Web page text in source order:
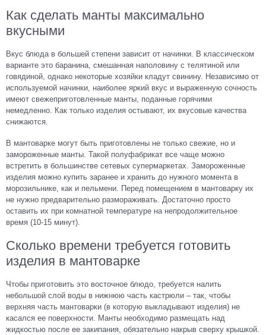
Как сделать манты максимально
вкусными
Вкус блюда в большей степени зависит от начинки. В классическом
варианте это баранина, смешанная наполовину с телятиной или
говядиной, однако некоторые хозяйки кладут свинину. Независимо от
используемой начинки, наиболее яркий вкус и выраженную сочность
имеют свежеприготовленные манты, поданные горячими
немедленно. Как только изделия остывают, их вкусовые качества
снижаются.
В мантоварке могут быть приготовлены не только свежие, но и
замороженные манты. Такой полуфабрикат все чаще можно
встретить в большинстве сетевых супермаркетах. Замороженные
изделия можно купить заранее и хранить до нужного момента в
морозильнике, как и пельмени. Перед помещением в мантоварку их
не нужно предварительно размораживать. Достаточно просто
оставить их при комнатной температуре на непродолжительное
время (10-15 минут).
Сколько времени требуется готовить
изделия в мантоварке
Чтобы приготовить это восточное блюдо, требуется налить
небольшой слой воды в нижнюю часть кастрюли – так, чтобы
верхняя часть мантоварки (в которую выкладывают изделия) не
касался ее поверхности. Манты необходимо размещать над
жидкостью после ее закипания, обязательно накрыв сверху крышкой.